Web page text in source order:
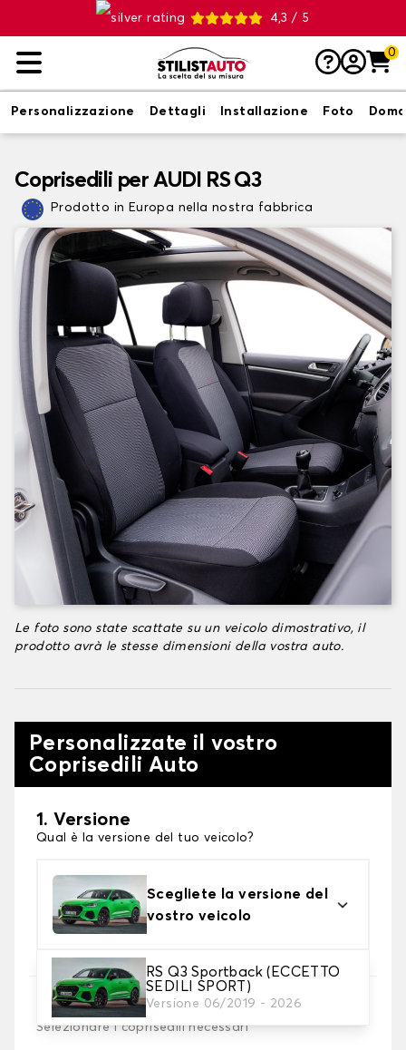
4,3 / 5
0
Personalizzazione Dettagli Installazione Foto
Coprisedili per AUDI RS Q3
Prodotto in Europa nella nostra fabbrica
Le foto sono state scattate su un veicolo dimostrativo, il
prodotto avrà le stesse dimensioni della vostra auto.
Personalizzate il vostro
Coprisedili Auto
1. Versione
Qual è la versione del tuo veicolo?
Scegliete la versione del
vostro veicolo
RS Q3 Sportback (ECCETTO
SEDILI SPORT)
Versione 06/2019 - 2026
2. Set di coperture
Selezionare i coprisedili necessari